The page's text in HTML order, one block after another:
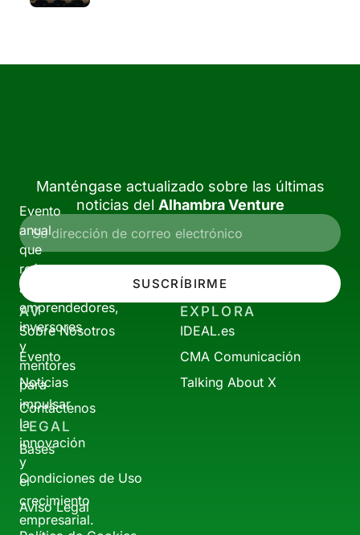
Evento
anual
que
reúne
a
emprendedores,
inversores
y
mentores
para
impulsar
la
innovación
y
el
crecimiento
empresarial.
Manténgase actualizado sobre las últimas
noticias del Alhambra Venture
SUSCRÍBIRME
AV
Sobre Nosotros
Evento
Noticias
Contáctenos
EXPLORA
IDEAL.es
CMA Comunicación
Talking About X
LEGAL
Bases
Condiciones de Uso
Aviso Legal